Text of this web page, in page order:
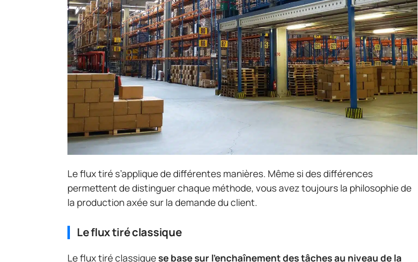
Le flux tiré s’applique de différentes manières. Même si des différences
permettent de distinguer chaque méthode, vous avez toujours la philosophie de
la production axée sur la demande du client.
Le flux tiré classique
Le flux tiré classiquese base sur l’enchaînement des tâches au niveau de la